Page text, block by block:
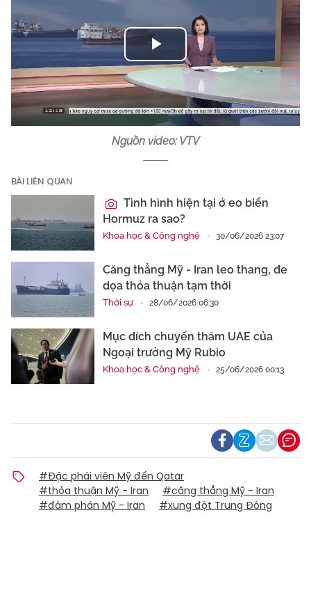
Play
Video
Nguồn video: VTV
BÀI LIÊN QUAN
Tình hình hiện tại ở eo biển
Hormuz ra sao?
Khoa học & Công nghệ 30/06/2026 23:07
Căng thẳng Mỹ - Iran leo thang, đe
dọa thỏa thuận tạm thời
Thời sự 28/06/2026 06:30
Mục đích chuyến thăm UAE của
Ngoại trưởng Mỹ Rubio
Khoa học & Công nghệ 25/06/2026 00:13
#Đặc phái viên Mỹ đến Qatar
#thỏa thuận Mỹ - Iran
#căng thẳng Mỹ - Iran
#đàm phán Mỹ - Iran
#xung đột Trung Đông